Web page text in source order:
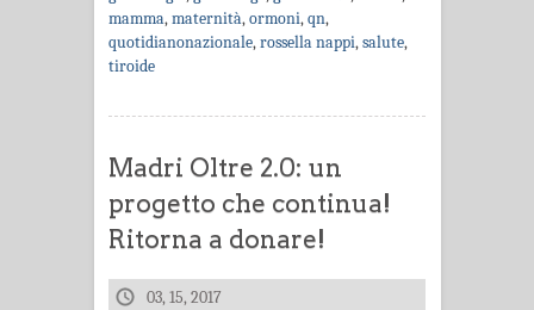
mamma,maternità,ormoni,qn,
quotidianonazionale,rossella nappi,salute,
tiroide
Madri Oltre 2.0: un
progetto che continua!
Ritorna a donare!
03, 15, 2017